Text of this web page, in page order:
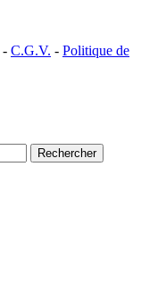
- C.G.V. - Politique de